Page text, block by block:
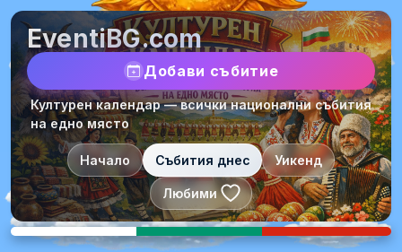
EventiBG.com
Добави събитие
Културен календар — всички национални събития
на едно място
Начало Събития днес Уикенд
Любими